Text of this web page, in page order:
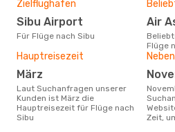
Zielflughafen
Sibu Airport
Für Flüge nach Sibu
Air
Beliebteste Fluggesellschaft für
Flüge
Hauptreisezeit
März
Laut Suchanfragen unserer
Kunden ist März die
Hauptreisezeit für Flüge nach
Sibu
November ist laut den
Zeit,